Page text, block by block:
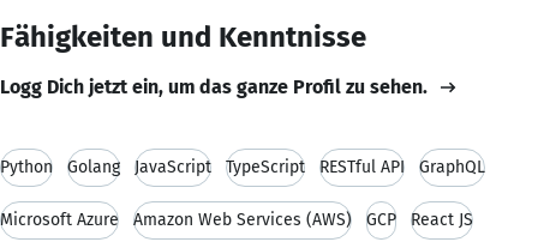
Fähigkeiten und Kenntnisse
Logg Dich jetzt ein, um das ganze Profil zu sehen.
Python Golang JavaScript TypeScript RESTful API GraphQL
Microsoft Azure Amazon Web Services (AWS) GCP React JS